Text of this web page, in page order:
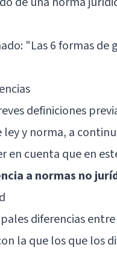
"Las 6 formas de
definiciones
y norma, a
en cuenta que en
a normas no
diferencias
la que los que los